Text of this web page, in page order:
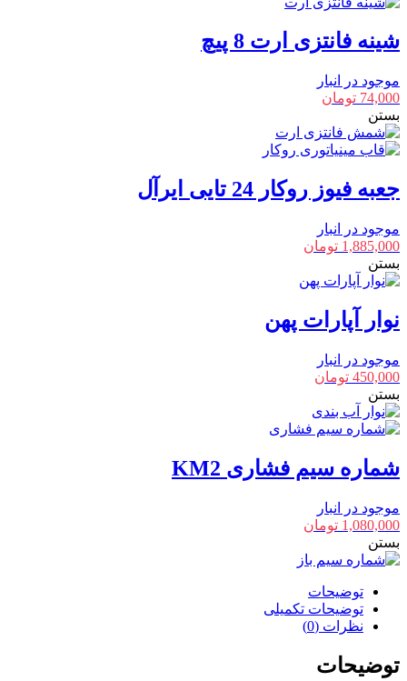
شینه فانتزی ارت 8 پیچ
موجود در انبار
74,000 تومان
بستن
جعبه فیوز روکار 24 تایی ایرآل
موجود در انبار
1,885,000 تومان
بستن
نوار آپارات پهن
موجود در انبار
450,000 تومان
بستن
شماره سیم فشاری KM2
موجود در انبار
1,080,000 تومان
بستن
توضیحات
توضیحات تکمیلی
نظرات (0)
توضیحات